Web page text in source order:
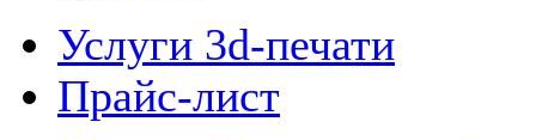
Услуги 3d-печати
Прайс-лист